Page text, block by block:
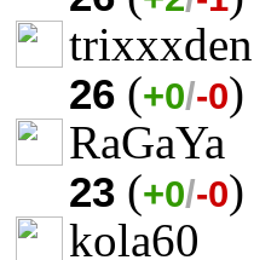
trixxxden
26 (+0/-0)
RaGaYa
23 (+0/-0)
kola60